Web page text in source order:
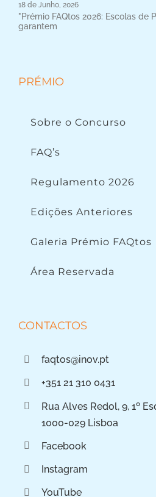
18 de Junho, 2026
"Prémio FAQtos 2026: Escolas de
garantem
PRÉMIO
Sobre o Concurso
FAQ’s
Regulamento 2026
Edições Anteriores
Galeria Prémio FAQtos
Área Reservada
CONTACTOS
faqtos@inov.pt
+351 21 310 0431
Rua Alves Redol, 9, 1º
1000-029 Lisboa
Facebook
Instagram
YouTube